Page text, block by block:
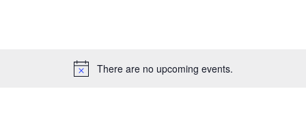
There are no upcoming events.